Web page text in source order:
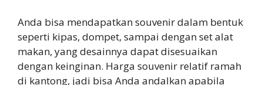
Anda bisa mendapatkan souvenir dalam bentuk
seperti kipas, dompet, sampai dengan set alat
makan, yang desainnya dapat disesuaikan
dengan keinginan. Harga souvenir relatif ramah
di kantong, jadi bisa Anda andalkan apabila